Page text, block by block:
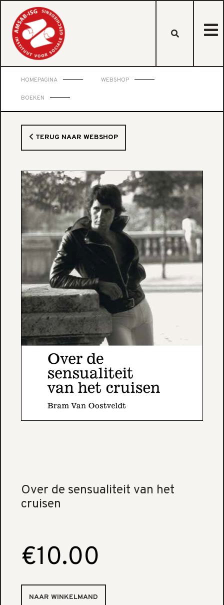
HOMEPAGINA WEBSHOP
BOEKEN
TERUG NAAR WEBSHOP
Over de sensualiteit van het
cruisen
€10.00